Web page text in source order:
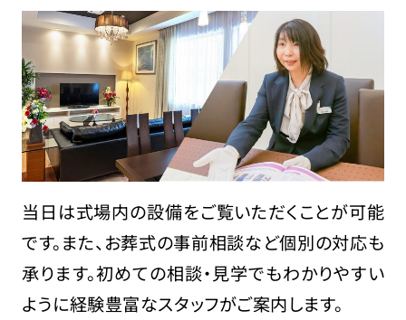
当日は式場内の設備をご覧いただくことが可能
です。また、お葬式の事前相談など個別の対応も
承ります。初めての相談・見学でもわかりやすい
ように経験豊富なスタッフがご案内します。